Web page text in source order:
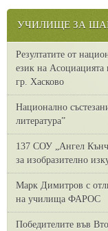
УЧИЛИЩЕ ЗА
Резултатите от
език на
гр. Хасково
Национално
литература”
137 СОУ „Ангел
за изобразително
Марк Димитров с
на училища ФАРОС
Победителите във